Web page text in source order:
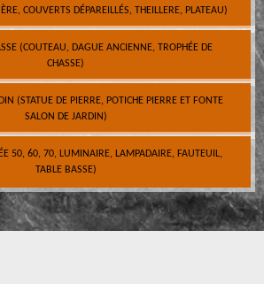
COUVERTS DÉPAREILLÉS, THEILLERE, PLATEAU)
(COUTEAU, DAGUE ANCIENNE, TROPHÉE DE
CHASSE)
(STATUE DE PIERRE, POTICHE PIERRE ET FONTE
SALON DE JARDIN)
50, 60, 70, LUMINAIRE, LAMPADAIRE, FAUTEUIL,
TABLE BASSE)